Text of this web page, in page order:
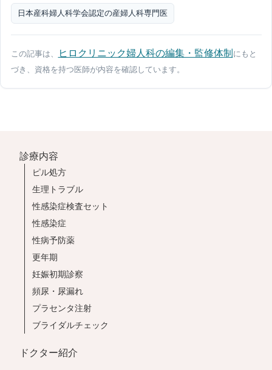
日本産科婦人科学会認定の産婦人科専門医
この記事は、 ヒロクリニック婦人科の編集・監修体制 にもと
づき、資格を持つ医師が内容を確認しています。
診療内容
ピル処方
生理トラブル
性感染症検査セット
性感染症
性病予防薬
更年期
妊娠初期診察
頻尿・尿漏れ
プラセンタ注射
ブライダルチェック
ドクター紹介